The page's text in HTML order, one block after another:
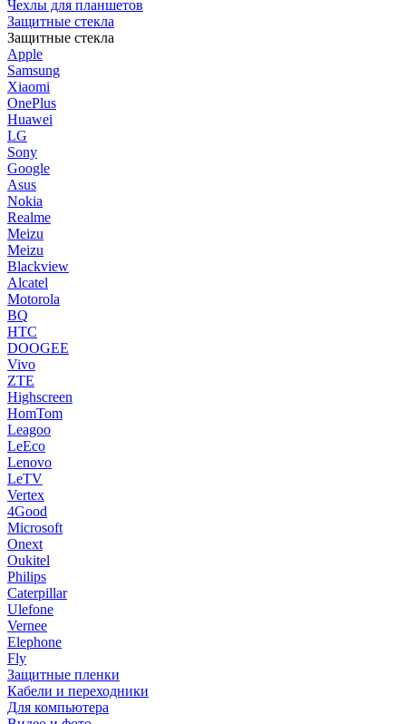
Чехлы для планшетов
Защитные стекла
Защитные стекла
Apple
Samsung
Xiaomi
OnePlus
Huawei
LG
Sony
Google
Asus
Nokia
Realme
Meizu
Meizu
Blackview
Alcatel
Motorola
BQ
HTC
DOOGEE
Vivo
ZTE
Highscreen
HomTom
Leagoo
LeEco
Lenovo
LeTV
Vertex
4Good
Microsoft
Onext
Oukitel
Philips
Caterpillar
Ulefone
Vernee
Elephone
Fly
Защитные пленки
Кабели и переходники
Для компьютера